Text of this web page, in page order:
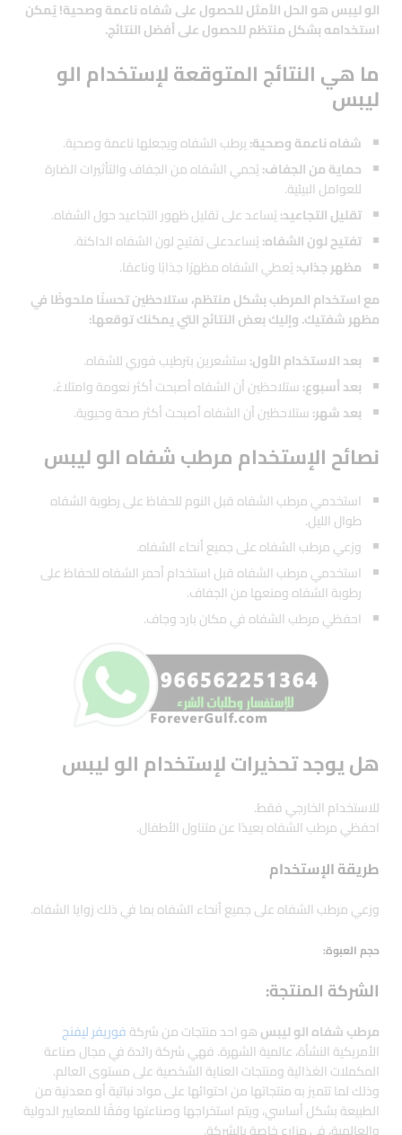
الو ليبس هو الحل الأمثل للحصول على شفاه ناعمة وصحية! يُمكن
استخدامه بشكل منتظم للحصول على أفضل النتائج.
ما هي النتائج المتوقعة لإستخدام الو
ليبس
شفاه ناعمة وصحية:يرطب الشفاه ويجعلها ناعمة وصحية.
حماية من الجفاف:يُحمي الشفاه من الجفاف والتأثيرات الضارة
للعوامل البيئية.
تقليل التجاعيد:يُساعد على تقليل ظهور التجاعيد حول الشفاه.
تفتيح لون الشفاه:يُساعدعلى تفتيح لون الشفاه الداكنة.
مظهر جذاب:يُعطي الشفاه مظهرًا جذابًا وناعمًا.
مع استخدام المرطب بشكل منتظم، ستلاحظين تحسنًا ملحوظًا في
مظهر شفتيك. وإليك بعض النتائج التي يمكنك توقعها:
بعد الاستخدام الأول:ستشعرين بترطيب فوري للشفاه.
بعد أسبوع:ستلاحظين أن الشفاه أصبحت أكثر نعومة وامتلاءً.
بعد شهر:ستلاحظين أن الشفاه أصبحت أكثر صحة وحيوية.
نصائح الإستخدام مرطب شفاه الو ليبس
استخدمي مرطب الشفاه قبل النوم للحفاظ على رطوبة الشفاه
طوال الليل.
وزعي مرطب الشفاه على جميع أنحاء الشفاه.
استخدمي مرطب الشفاه قبل استخدام أحمر الشفاه للحفاظ على
رطوبة الشفاه ومنعها من الجفاف.
احفظي مرطب الشفاه في مكان بارد وجاف.
هل يوجد تحذيرات لإستخدام الو ليبس
للاستخدام الخارجي فقط.
احفظي مرطب الشفاه بعيدًا عن متناول الأطفال.
طريقة الإستخدام
وزعي مرطب الشفاه على جميع أنحاء الشفاه بما في ذلك زوايا الشفاه.
حجم العبوة:
الشركة المنتجة:
مرطب شفاه الو ليبسهو احد منتجات من شركةفوريفر ليفنج
الأمريكية النشأة، عالمية الشهرة. فهي شركة رائدة في مجال صناعة
المكملات الغذائية ومنتجات العناية الشخصية على مستوى العالم.
وذلك لما تتميز به منتجاتها من احتوائها على مواد نباتية أو معدنية من
الطبيعة بشكل أساسي، ويتم استخراجها وصناعتها وفقًا للمعايير الدولية